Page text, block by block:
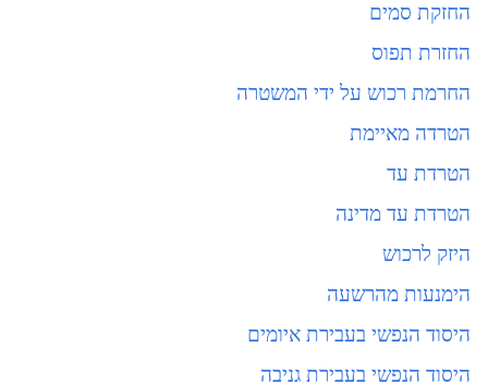
החזקת סמים
החזרת תפוס
החרמת רכוש על ידי המשטרה
הטרדה מאיימת
הטרדת עד
הטרדת עד מדינה
היזק לרכוש
הימנעות מהרשעה
היסוד הנפשי בעבירת איומים
היסוד הנפשי בעבירת גניבה